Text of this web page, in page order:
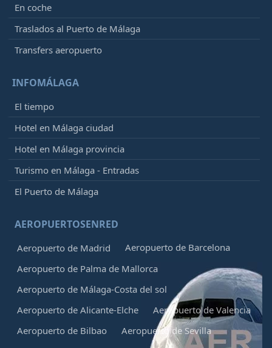
En coche
Traslados al Puerto de Málaga
Transfers aeropuerto
INFOMÁLAGA
El tiempo
Hotel en Málaga ciudad
Hotel en Málaga provincia
Turismo en Málaga - Entradas
El Puerto de Málaga
AEROPUERTOSENRED
Aeropuerto de Madrid
Aeropuerto de Barcelona
Aeropuerto de Palma de Mallorca
Aeropuerto de Málaga-Costa del sol
Aeropuerto de Alicante-Elche
Aeropuerto de Valencia
Aeropuerto de Bilbao
Aeropuerto de Sevilla